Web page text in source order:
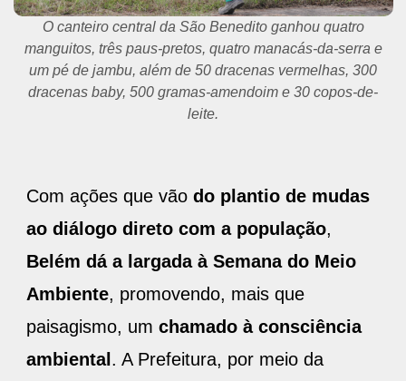
O canteiro central da São Benedito ganhou quatro
manguitos, três paus-pretos, quatro manacás-da-serra e
um pé de jambu, além de 50 dracenas vermelhas, 300
dracenas baby, 500 gramas-amendoim e 30 copos-de-
leite.
Com ações que vão do plantio de mudas
ao diálogo direto com a população,
Belém dá a largada à Semana do Meio
Ambiente, promovendo, mais que
paisagismo, um chamado à consciência
ambiental . A Prefeitura, por meio da